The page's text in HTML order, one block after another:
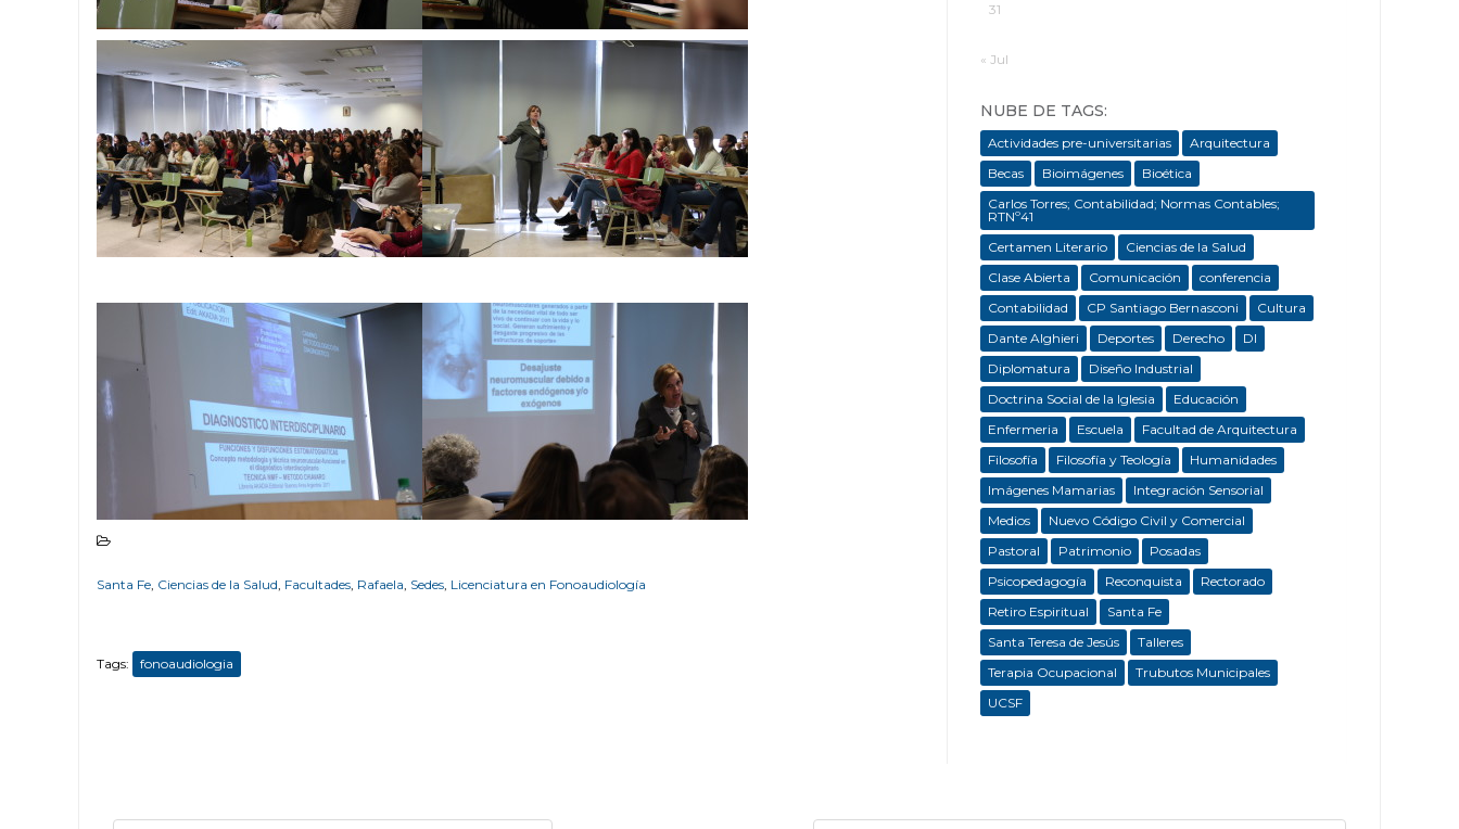
Santa Fe, Ciencias de la Salud, Facultades, Rafaela, Sedes, Licenciatura en Fonoaudiología
Tags: fonoaudiologia
31
« Jul
NUBE DE TAGS:
Actividades pre-universitarias
Arquitectura
Becas
Bioimágenes
Bioética
Carlos Torres; Contabilidad; Normas Contables;
RTNº41
Certamen Literario
Ciencias de la Salud
Clase Abierta
Comunicación
conferencia
Contabilidad
CP Santiago Bernasconi
Cultura
Dante Alghieri
Deportes Derecho
DI
Diplomatura
Diseño Industrial
Doctrina Social de la Iglesia
Educación
Enfermeria
Escuela
Facultad de Arquitectura
Filosofía
Filosofía y Teología
Humanidades
Imágenes Mamarias
Integración Sensorial
Medios
Nuevo Código Civil y Comercial
Pastoral
Patrimonio
Posadas
Psicopedagogía
Reconquista
Rectorado
Retiro Espiritual
Santa Fe
Santa Teresa de Jesús
Talleres
Terapia Ocupacional
Trubutos Municipales
UCSF